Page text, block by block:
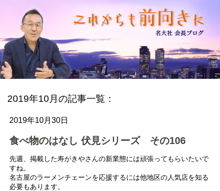
2019年10月の記事一覧：
2019年10月30日
食べ物のはなし 伏見シリーズ その106
先週、掲載した寿がきやさんの新業態には頑張ってもらいたいで
すね。
名古屋のラーメンチェーンを応援するには他地区の人気店を知る
必要もあります。